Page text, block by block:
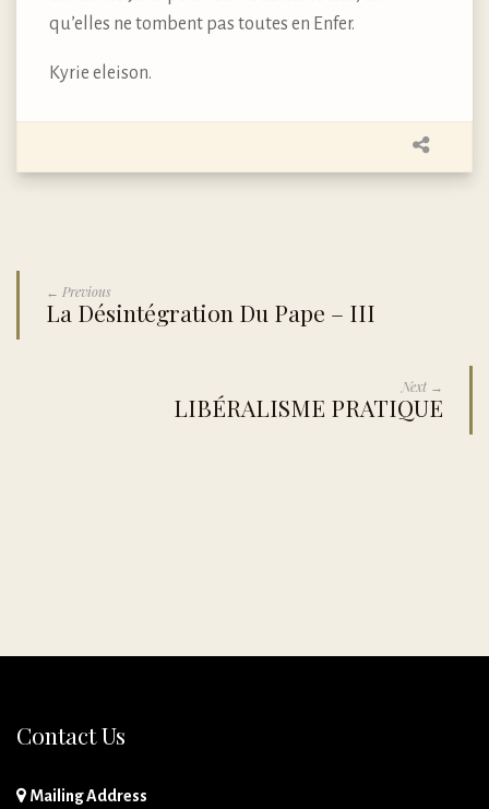
qu’elles ne tombent pas toutes en Enfer.
Kyrie eleison.
← Previous
La Désintégration Du Pape – III
Next →
LIBÉRALISME PRATIQUE
Contact Us
Mailing Address